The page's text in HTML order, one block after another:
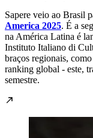
Sapere veio ao Brasil
America 2025. É a
na América Latina é
Instituto Italiano di
braços regionais,
ranking global - este,
semestre.